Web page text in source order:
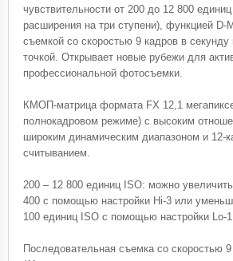
чувствительности от 200 до 12 800
расширения на три ступени), функцией D-
съемкой со скоростью 9 кадров в
точкой. Открывает новые рубежи для
профессиональной фотосъемки.
КМОП-матрица формата FX 12,1
полнокадровом режиме) с высоким
широким динамическим диапазоном и 12-
считыванием.
200 – 12 800 единиц ISO: можно
400 с помощью настройки Hi-3 или
100 единиц ISO с помощью настройки Lo-1.
Последовательная съемка со скоростью